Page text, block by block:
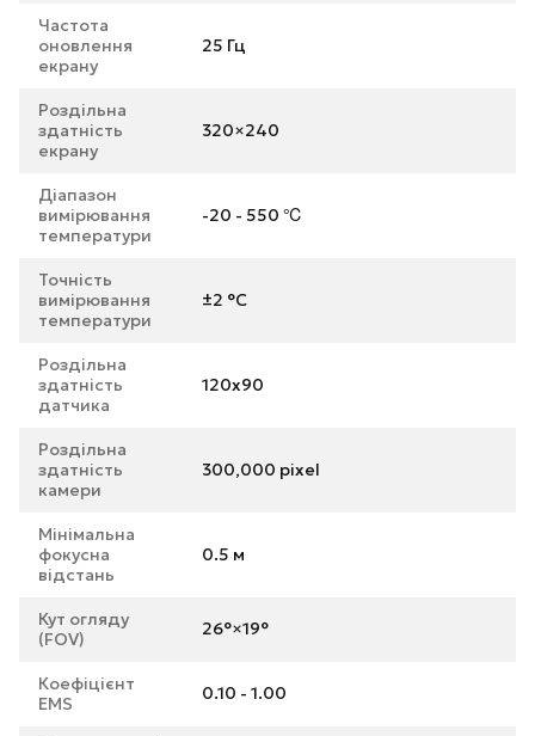
Частота
оновлення
екрану
25 Гц
Роздільна
здатність
екрану
320×240
Діапазон
вимірювання
температури
-20 - 550 ℃
Точність
вимірювання
температури
±2 °C
Роздільна
здатність
датчика
120x90
Роздільна
здатність
камери
300,000 pixel
Мінімальна
фокусна
відстань
0.5 м
Кут огляду
(FOV)
26°×19°
Коефіцієнт
EMS
0.10 - 1.00